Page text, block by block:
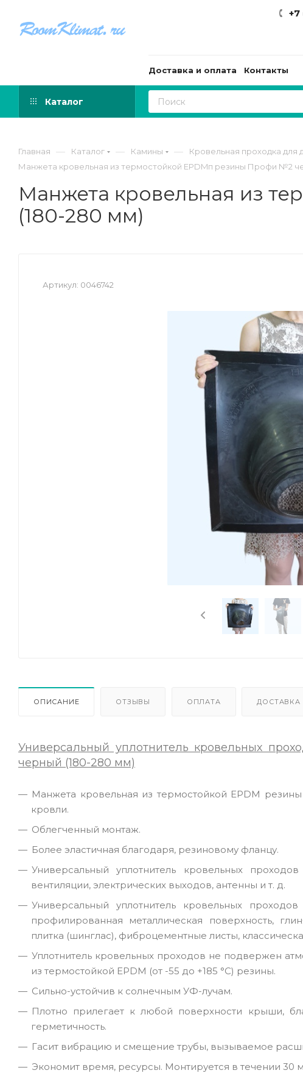
Доставка и оплата Контакты
Каталог
Главная — Каталог — Камины — Кровельная проходка
Манжета кровельная из термостойкой EPDMп резины Профи №2
Манжета кровельная из
(180-280 мм)
Артикул: 0046742
ОПИСАНИЕ ОТЗЫВЫ ОПЛАТА ДОСТАВКА
Универсальный уплотнитель кровельных
черный (180-280 мм)
Манжета кровельная из термостойкой EPDM
кровли.
Облегченный монтаж.
Более эластичная благодаря, резиновому фланцу.
Универсальный уплотнитель кровельных
вентиляции, электрических выходов, антенны и т. д.
Универсальный уплотнитель кровельных
профилированная металлическая поверхность,
плитка (шинглас), фиброцементные листы,
Уплотнитель кровельных проходов не подвержен
из термостойкой EPDM (от -55 до +185 °C) резины.
Сильно-устойчив к солнечным УФ-лучам.
Плотно прилегает к любой поверхности крыши,
герметичность.
Гасит вибрацию и смещение трубы, вызываемое
Экономит время, ресурсы. Монтируется в течении 30